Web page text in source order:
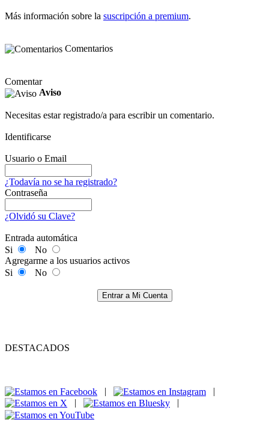
Más información sobre la suscripción a premium.
Comentarios
Comentar
Aviso
Necesitas estar registrado/a para escribir un comentario.
Identificarse
Usuario o Email
¿Todavía no se ha registrado?
Contraseña
¿Olvidó su Clave?
Entrada automática
Si
No
Agregarme a los usuarios activos
Si
No
Entrar a Mi Cuenta
DESTACADOS
|
|
|
|